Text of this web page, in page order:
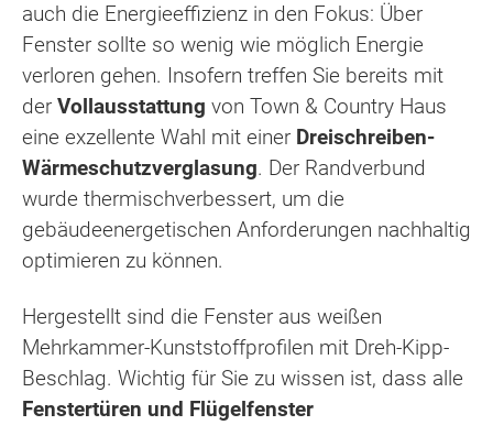
auch die Energieeffizienz in den Fokus: Über
Fenster sollte so wenig wie möglich Energie
verloren gehen. Insofern treffen Sie bereits mit
der Vollausstattung von Town & Country Haus
eine exzellente Wahl mit einer Dreischreiben-
Wärmeschutzverglasung. Der Randverbund
wurde thermischverbessert, um die
gebäudeenergetischen Anforderungen nachhaltig
optimieren zu können.
Hergestellt sind die Fenster aus weißen
Mehrkammer-Kunststoffprofilen mit Dreh-Kipp-
Beschlag. Wichtig für Sie zu wissen ist, dass alle
Fenstertüren und Flügelfenster